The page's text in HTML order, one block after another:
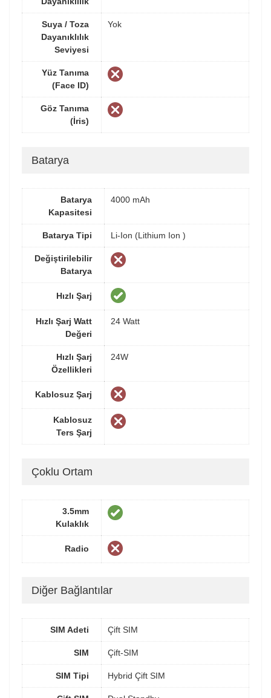
Suya / Toza
Dayanıklılık
Seviyesi
Yok
Yüz Tanıma
(Face ID)
Göz Tanıma
(İris)
Batarya
Batarya
Kapasitesi
4000 mAh
Batarya Tipi Li-Ion (Lithium Ion )
Değiştirilebilir
Batarya
Hızlı Şarj
Hızlı Şarj Watt
Değeri
24 Watt
Hızlı Şarj
Özellikleri
24W
Kablosuz Şarj
Kablosuz
Ters Şarj
Çoklu Ortam
3.5mm
Kulaklık
Radio
Diğer Bağlantılar
SIM Adeti Çift SIM
SIM Çift-SIM
SIM Tipi Hybrid Çift SIM